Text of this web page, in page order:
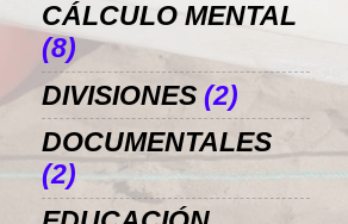
CÁLCULO MENTAL
(8)
DIVISIONES (2)
DOCUMENTALES
(2)